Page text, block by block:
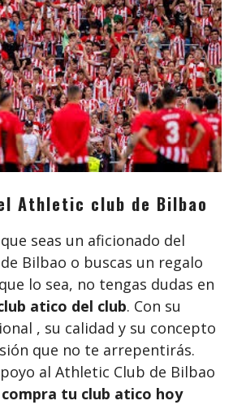
Athletic club de Bilbao
seas un aficionado del
Bilbao o buscas un regalo
lo sea, no tengas dudas en
atico del club. Con su
, su calidad y su concepto
que no te arrepentirás.
al Athletic Club de Bilbao
compra tu club atico hoy